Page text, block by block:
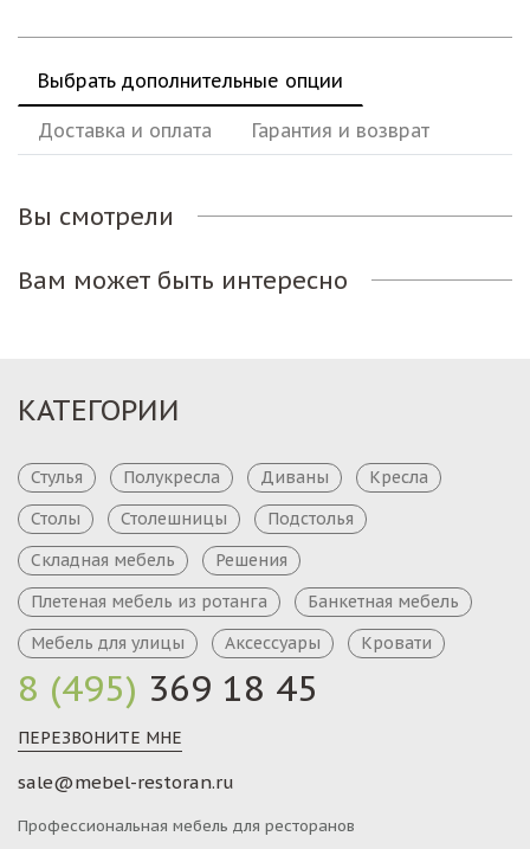
Выбрать дополнительные опции
Доставка и оплата Гарантия и возврат
Вы смотрели
Вам может быть интересно
8 (495) 369 18 45
ПЕРЕЗВОНИТЕ МНЕ
sale@mebel-restoran.ru
Профессиональная мебель для ресторанов
КАТЕГОРИИ
Стулья Полукресла Диваны
Кресла
Столы
Столешницы
Подстолья
Складная мебель
Решения
Плетеная мебель из ротанга
Банкетная мебель
Мебель для улицы
Аксессуары Кровати